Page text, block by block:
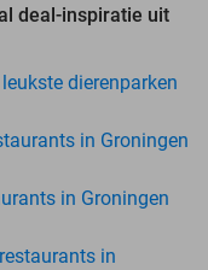
deal-inspiratie uit
dierenparken
in Groningen
in Groningen
in